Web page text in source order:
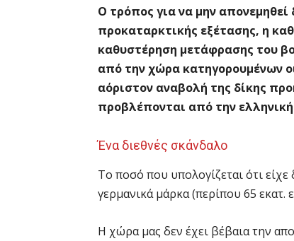
Ο τρόπος για να μην
προκαταρκτικής εξέτασης, η
καθυστέρηση μετάφρασης του
από την χώρα κατηγορουμένων
αόριστον αναβολή της δίκης
προβλέπονται από την
Ένα διεθνές σκάνδαλο
Το ποσό που υπολογίζεται ότι είχε
γερμανικά μάρκα (περίπου 65 εκατ.
Η χώρα μας δεν έχει βέβαια την